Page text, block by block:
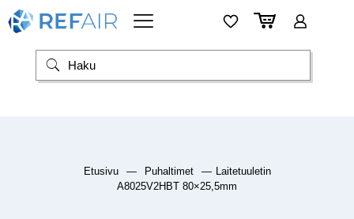
Etusivu — Puhaltimet — Laitetuuletin
A8025V2HBT 80×25,5mm